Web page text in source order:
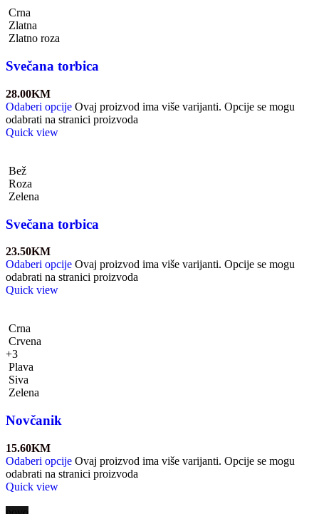
Crna
Zlatna
Zlatno roza
Svečana torbica
28.00KM
Odaberi opcije Ovaj proizvod ima više varijanti. Opcije se mogu
odabrati na stranici proizvoda
Quick view
Bež
Roza
Zelena
Svečana torbica
23.50KM
Odaberi opcije Ovaj proizvod ima više varijanti. Opcije se mogu
odabrati na stranici proizvoda
Quick view
Crna
Crvena
+3
Plava
Siva
Zelena
Novčanik
15.60KM
Odaberi opcije Ovaj proizvod ima više varijanti. Opcije se mogu
odabrati na stranici proizvoda
Quick view